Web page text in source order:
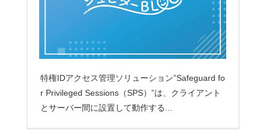
特権IDアクセス管理ソリューション”Safeguard fo
r Privileged Sessions（SPS）”は、クライアント
とサーバー間に設置して動作する...